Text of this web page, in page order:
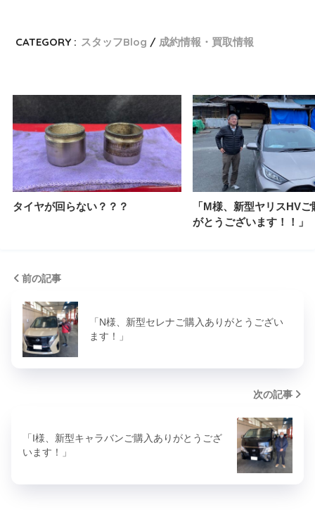
CATEGORY : スタッフBlog 成約情報・買取情報
タイヤが回らない？？？
「M様、新型ヤリスHV
がとうございます！！」
前の記事
「N様、新型セレナご購入ありがとうござい
ます！」
次の記事
「I様、新型キャラバンご購入ありがとうござ
います！」